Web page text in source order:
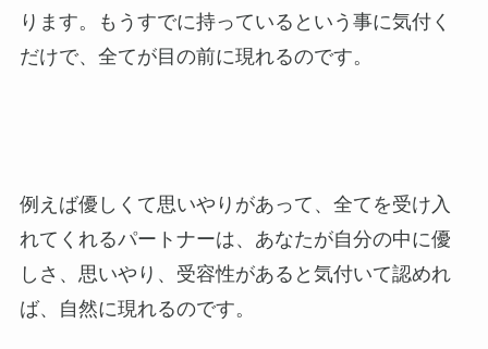
ります。もうすでに持っているという事に気付く
だけで、全てが目の前に現れるのです。
例えば優しくて思いやりがあって、全てを受け入
れてくれるパートナーは、あなたが自分の中に優
しさ、思いやり、受容性があると気付いて認めれ
ば、自然に現れるのです。